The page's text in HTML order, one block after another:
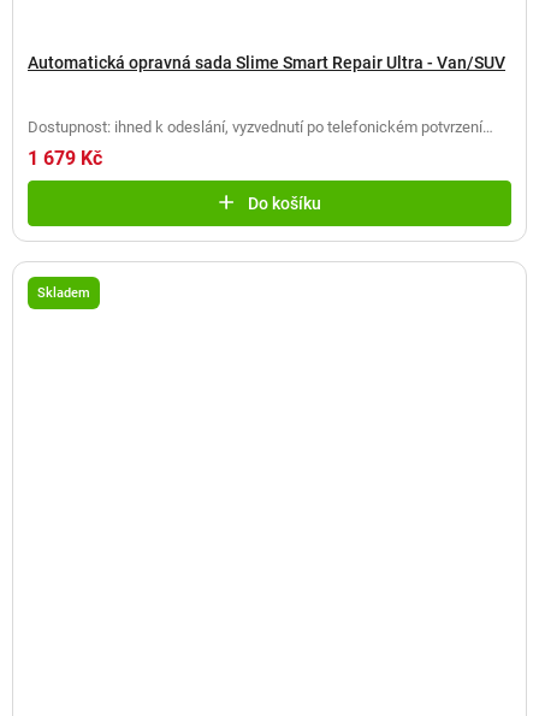
Automatická opravná sada Slime Smart Repair Ultra - Van/SUV
Dostupnost: ihned k odeslání, vyzvednutí po telefonickém potvrzení
(2 ks)
1 679 Kč
Do košíku
Skladem